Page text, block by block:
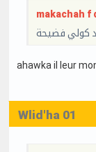
makachah f
كولي فضيحة
ahawka il leur
Wlid'ha 01